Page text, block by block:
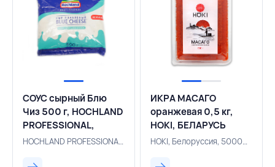
СОУС сырный Блю
Чиз 500 г, HOCHLAND
PROFESSIONAL,
РОССИЯ
HOCHLAND PROFESSIONAL, Россия, 500002860
ИКРА МАСАГО
оранжевая 0,5 кг,
HOKI, БЕЛАРУСЬ
HOKI, Белоруссия, 500002688